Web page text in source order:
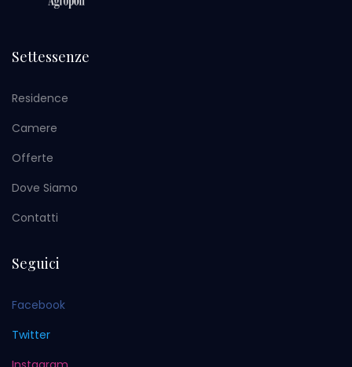
Settessenze
Residence
Camere
Offerte
Dove Siamo
Contatti
Seguici
Facebook
Twitter